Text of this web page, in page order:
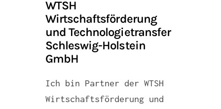
WTSH
Wirtschaftsförderung
und Technologietransfer
Schleswig-Holstein
GmbH
Ich bin Partner der WTSH
Wirtschaftsförderung und